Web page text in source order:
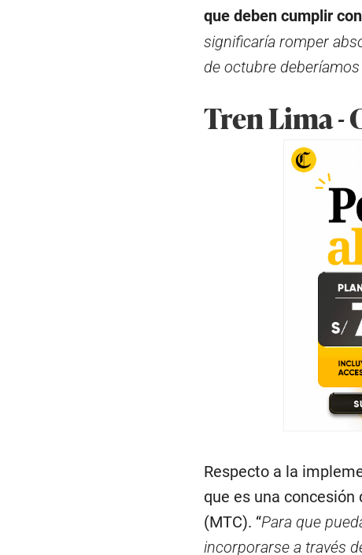
que deben cumplir
significaría romper
de octubre
Tren Lima -
Respecto a la
que es una
(MTC). “Para que
incorporarse a través